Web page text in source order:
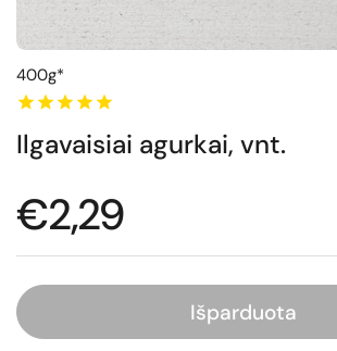
400g*
Ilgavaisiai agurkai, vnt.
Normali kaina
€2,29
Išparduota